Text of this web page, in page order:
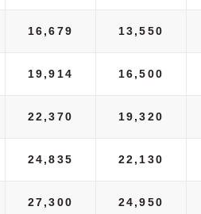
16,679 13,550
19,914 16,500
22,370 19,320
24,835 22,130
27,300 24,950